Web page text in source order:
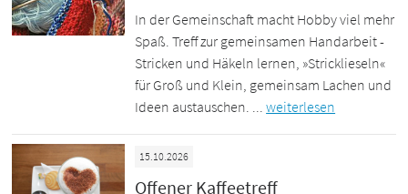
In der Gemeinschaft macht Hobby viel mehr
Spaß. Treff zur gemeinsamen Handarbeit -
Stricken und Häkeln lernen, »Stricklieseln«
für Groß und Klein, gemeinsam Lachen und
Ideen austauschen. ...weiterlesen
15.10.2026
Offener Kaffeetreff